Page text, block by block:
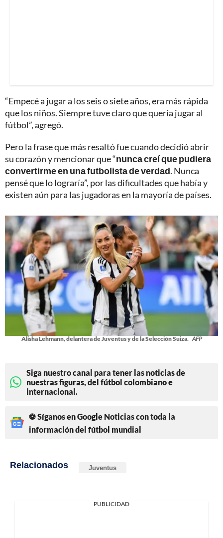
“Empecé a jugar a los seis o siete años, era más rápida
que los niños. Siempre tuve claro que quería jugar al
fútbol”, agregó.
Pero la frase que más resaltó fue cuando decidió abrir
su corazón y mencionar que “nunca creí que pudiera
convertirme en una futbolista de verdad. Nunca
pensé que lo lograría”, por las dificultades que había y
existen aún para las jugadoras en la mayoría de países.
Alisha Lehmann, delantera de Juventus y de la Selección Suiza. AFP
Siga nuestro canal para tener las noticias de
nuestras figuras, del fútbol colombiano e
internacional.
⚽ Síganos en Google Noticias con toda la
información del fútbol mundial
Relacionados Juventus
PUBLICIDAD